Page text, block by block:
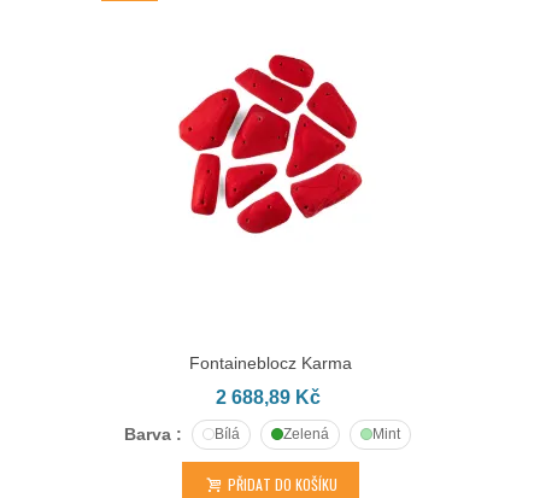
Fontaineblocz Karma
2 688,89 Kč
Barva : Bílá Zelená Mint
PŘIDAT DO KOŠÍKU